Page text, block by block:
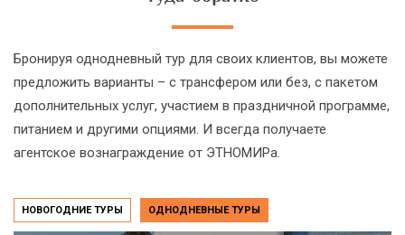
Бронируя однодневный тур для своих клиентов, вы можете
предложить варианты – с трансфером или без, с пакетом
дополнительных услуг, участием в праздничной программе,
питанием и другими опциями. И всегда получаете
агентское вознаграждение от ЭТНОМИРа.
НОВОГОДНИЕ ТУРЫ ОДНОДНЕВНЫЕ ТУРЫ